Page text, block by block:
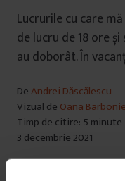
Lucrurile cu care
de lucru de 18 ore
au doborât. În
DeAndrei Dăscălescu
Vizual de Oana Barbonie
Timp de citire: 5 minute
3 decembrie 2021